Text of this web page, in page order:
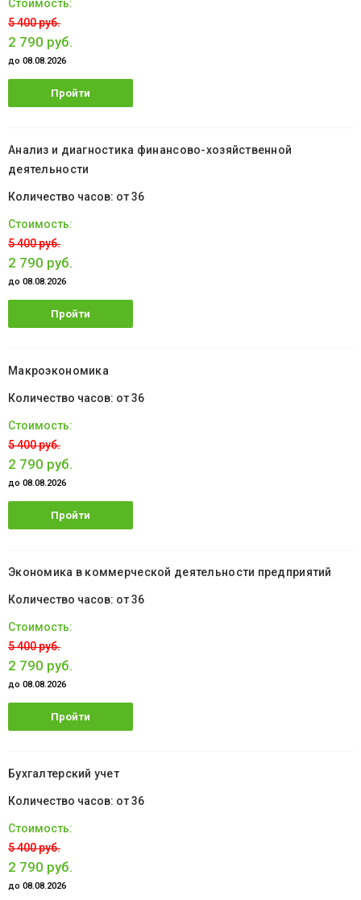
5 400 руб.
2 790 руб.
до 08.08.2026
Пройти
Анализ и диагностика финансово-хозяйственной
деятельности
от 36
5 400 руб.
2 790 руб.
до 08.08.2026
Пройти
Макроэкономика
от 36
5 400 руб.
2 790 руб.
до 08.08.2026
Пройти
Экономика в коммерческой деятельности предприятий
от 36
5 400 руб.
2 790 руб.
до 08.08.2026
Пройти
Бухгалтерский учет
от 36
5 400 руб.
2 790 руб.
до 08.08.2026